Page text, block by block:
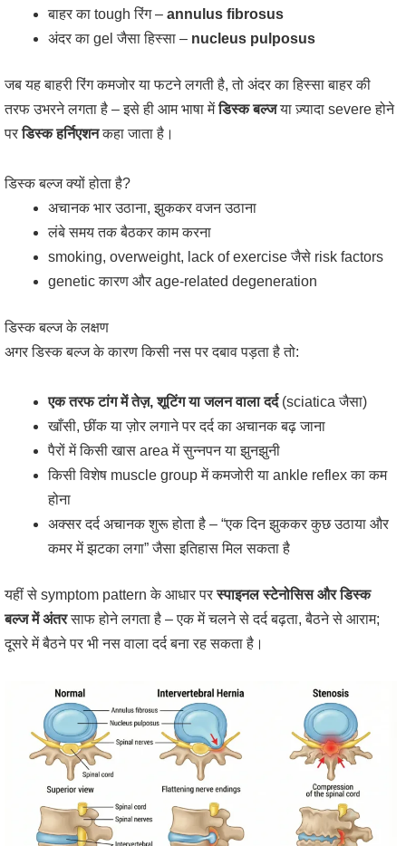
बाहर का tough रिंग – annulus fibrosus
अंदर का gel जैसा हिस्सा – nucleus pulposus
जब यह बाहरी रिंग कमजोर या फटने लगती है, तो अंदर का हिस्सा बाहर की
तरफ उभरने लगता है – इसे ही आम भाषा मेंडिस्क बल्जया ज़्यादा severe होने
परडिस्क हर्निएशनकहा जाता है।
डिस्क बल्ज क्यों होता है?
अचानक भार उठाना, झुककर वजन उठाना
लंबे समय तक बैठकर काम करना
smoking, overweight, lack of exercise जैसे risk factors
genetic कारण और age-related degeneration
डिस्क बल्ज के लक्षण
अगर डिस्क बल्ज के कारण किसी नस पर दबाव पड़ता है तो:
एक तरफ टांग में तेज़, शूटिंग या जलन वाला दर्द(sciatica जैसा)
खाँसी, छींक या ज़ोर लगाने पर दर्द का अचानक बढ़ जाना
पैरों में किसी खास area में सुन्नपन या झुनझुनी
किसी विशेष muscle group में कमजोरी या ankle reflex का कम
होना
अक्सर दर्द अचानक शुरू होता है – “एक दिन झुककर कुछ उठाया और
कमर में झटका लगा” जैसा इतिहास मिल सकता है
यहीं से symptom pattern के आधार परस्पाइनल स्टेनोसिस और डिस्क
बल्ज में अंतरसाफ होने लगता है – एक में चलने से दर्द बढ़ता, बैठने से आराम;
दूसरे में बैठने पर भी नस वाला दर्द बना रह सकता है।